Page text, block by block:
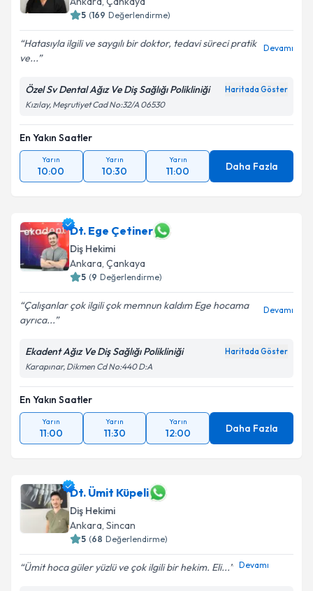
kapsamda işlenmesini kabul ediyorum.
5 (169 Değerlendirme)
Hatasıyla ilgili ve saygılı bir doktor, tedavi süreci pratik
ve...
Devamı
Özel Sv Dental Ağız Ve Diş Sağlığı Polikliniği Haritada Göster
Kızılay, Meşrutiyet Cad No:32/A 06530
En Yakın Saatler
Yarın
10:00
Yarın
10:30
Yarın
11:00 Daha Fazla
Dt. Ege Çetiner
Diş Hekimi
Ankara, Çankaya
5 (9 Değerlendirme)
Çalışanlar çok ilgili çok memnun kaldım Ege hocama
ayrıca...
Devamı
Ekadent Ağız Ve Diş Sağlığı Polikliniği Haritada Göster
Karapınar, Dikmen Cd No:440 D:A
En Yakın Saatler
Yarın
11:00
Yarın
11:30
Yarın
12:00 Daha Fazla
Dt. Ümit Küpeli
Diş Hekimi
Ankara, Sincan
5 (68 Değerlendirme)
Ümit hoca güler yüzlü ve çok ilgili bir hekim. Eli... Devamı